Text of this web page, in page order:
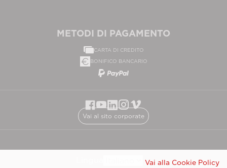
METODI DI PAGAMENTO
CARTA DI CREDITO
BONIFICO BANCARIO
Vai al sito corporate
Vai alla Cookie Policy